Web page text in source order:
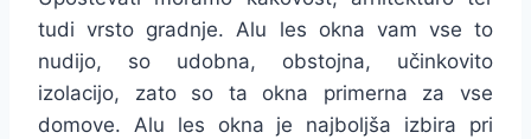
tudi vrsto gradnje. Alu les okna vam vse to
nudijo, so udobna, obstojna, učinkovito
izolacijo, zato so ta okna primerna za vse
domove. Alu les okna je najboljša izbira pri